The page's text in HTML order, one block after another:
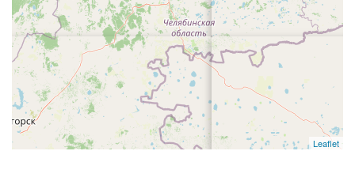
Leaflet